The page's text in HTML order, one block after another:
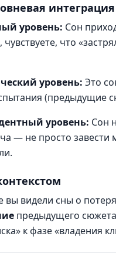
интеграция
уровень: Сон
что
уровень: Это
(предыдущие
уровень: Сон
— не просто завести
вы видели сны о
предыдущего
к фазе «владения